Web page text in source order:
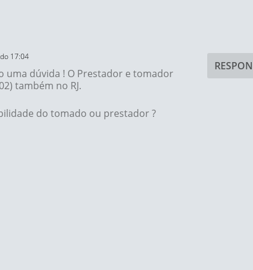
17:04
uma dúvida ! O Prestador e tomador
também no RJ.
do tomado ou prestador ?